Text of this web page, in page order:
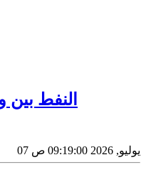
النفط
07 يوليو, 2026 09:19:00 ص